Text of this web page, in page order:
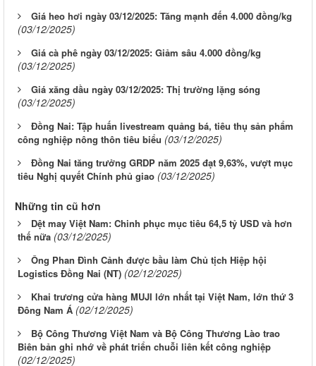
Giá heo hơi ngày 03/12/2025: Tăng mạnh đến 4.000 đồng/kg
(03/12/2025)
Giá cà phê ngày 03/12/2025: Giảm sâu 4.000 đồng/kg
(03/12/2025)
Giá xăng dầu ngày 03/12/2025: Thị trường lặng sóng
(03/12/2025)
Đồng Nai: Tập huấn livestream quảng bá, tiêu thụ sản phẩm
công nghiệp nông thôn tiêu biểu (03/12/2025)
Đồng Nai tăng trưởng GRDP năm 2025 đạt 9,63%, vượt mục
tiêu Nghị quyết Chính phủ giao (03/12/2025)
Những tin cũ hơn
Dệt may Việt Nam: Chinh phục mục tiêu 64,5 tỷ USD và hơn
thế nữa (03/12/2025)
Ông Phan Đình Cảnh được bầu làm Chủ tịch Hiệp hội
Logistics Đồng Nai (NT) (02/12/2025)
Khai trương cửa hàng MUJI lớn nhất tại Việt Nam, lớn thứ 3
Đông Nam Á (02/12/2025)
Bộ Công Thương Việt Nam và Bộ Công Thương Lào trao
Biên bản ghi nhớ về phát triển chuỗi liên kết công nghiệp
(02/12/2025)